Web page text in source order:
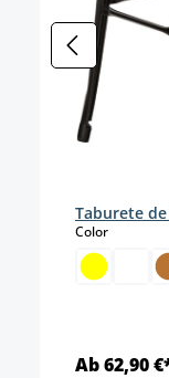
Taburete
Colorselect
Ab 62,90